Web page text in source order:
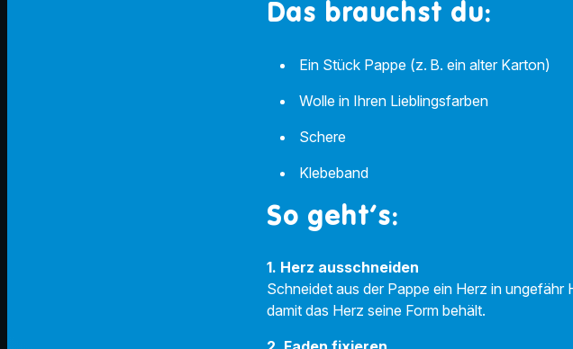
Das brauchst du:
Ein Stück Pappe (z. B. ein alter Karton)
Wolle in Ihren Lieblingsfarben
Schere
Klebeband
So geht’s:
1. Herz ausschneiden
Schneidet aus der Pappe ein Herz in ungefähr
damit das Herz seine Form behält.